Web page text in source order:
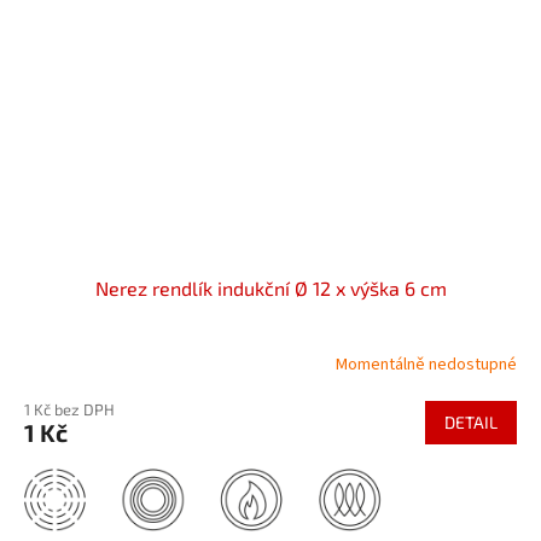
Nerez rendlík indukční Ø 12 x výška 6 cm
Momentálně nedostupné
1 Kč bez DPH
1 Kč DETAIL